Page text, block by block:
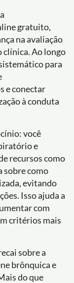
gratuito,
na avaliação
clínica. Ao longo
para
e conectar
à conduta
você
e
recursos como
sobre como
evitando
Isso ajuda a
com
critérios mais
sobre a
brônquica e
do que